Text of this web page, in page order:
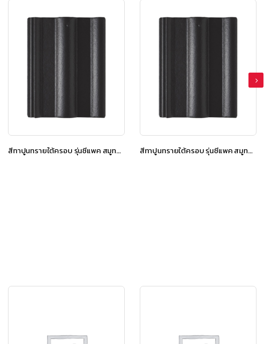
สีทาปูนทรายใต้ครอบ รุ่นซีแพค สมูทคูล สีคูลเกรย์ สีทาปูนทรายใต้ครอบ รุ่นซีแพค สมูทคูล สีคูลเกรย์